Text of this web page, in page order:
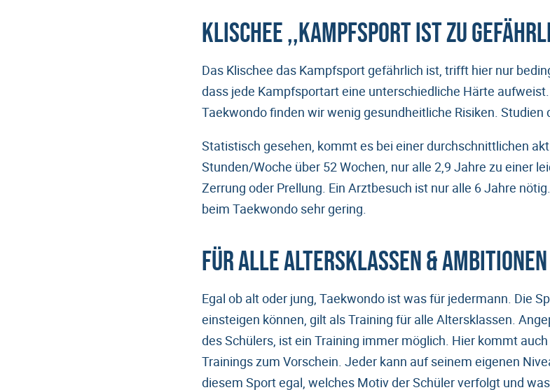
Klischee ,,Kampfsport ist zu
Das Klischee das Kampfsport gefährlich ist, trifft hier nur
dass jede Kampfsportart eine unterschiedliche Härte
Taekwondo finden wir wenig gesundheitliche Risiken. Studien
Statistisch gesehen, kommt es bei einer durchschnittlichen
Stunden/Woche über 52 Wochen, nur alle 2,9 Jahre zu einer
Zerrung oder Prellung. Ein Arztbesuch ist nur alle 6 Jahre
beim Taekwondo sehr gering.
Für alle Altersklassen & Ambitionen
Egal ob alt oder jung, Taekwondo ist was für jedermann. Die
einsteigen können, gilt als Training für alle Altersklassen.
des Schülers, ist ein Training immer möglich. Hier kommt
Trainings zum Vorschein. Jeder kann auf seinem eigenen
diesem Sport egal, welches Motiv der Schüler verfolgt und